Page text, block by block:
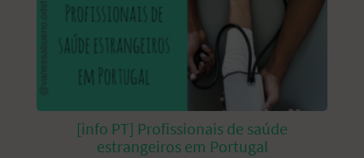
[info PT] Profissionais de saúde
estrangeiros em Portugal